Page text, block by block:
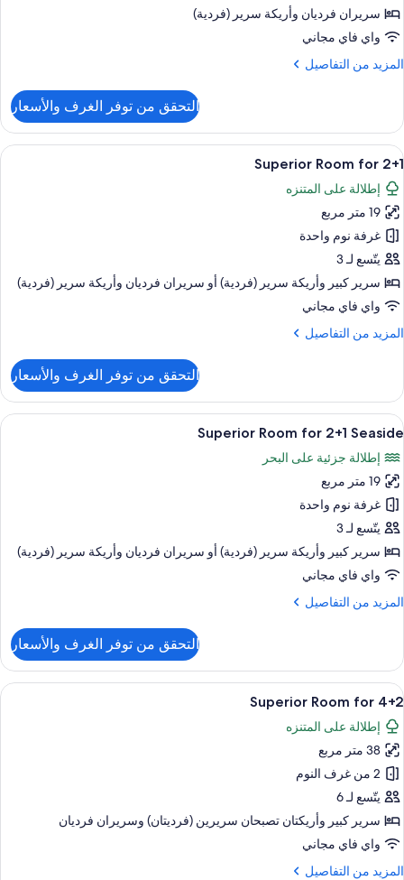
سريران فرديان‫‬ وأريكة سرير (فردية)
واي فاي مجاني
المزيد من التفاصيل
المزيد
Room
for
2+1
التحقق من توفر الغرف والأسعار
استعراض
جميع
صور
Superior
Room
for
2+1
خزنة داخل الغرفة ومكتب وأسرّة أطفال/
5
Superior Room for 2+1
إطلالة على المتنزه
19 متر مربع
غرفة نوم واحدة
يتّسع لـ 3
سرير كبير‫‬ وأريكة سرير (فردية)‫‬ أو سريران فرديان‫‬ وأريكة سرير (فردية)
واي فاي مجاني
المزيد من التفاصيل
المزيد
Superior
Room
for
التحقق من توفر الغرف والأسعار
استعراض
جميع
صور
Superior
Room
for
2+1
Seaside
خزنة داخل الغرفة ومكتب وأسرّة أطفال/
5
Superior Room for 2+1 Seaside
إطلالة جزئية على البحر
19 متر مربع
غرفة نوم واحدة
يتّسع لـ 3
سرير كبير‫‬ وأريكة سرير (فردية)‫‬ أو سريران فرديان‫‬ وأريكة سرير (فردية)
واي فاي مجاني
المزيد من التفاصيل
المزيد
Superior
Room
for
2+1
Seaside
التحقق من توفر الغرف والأسعار
استعراض
جميع
صور
Superior
Room
for
4+2
خزنة داخل الغرفة ومكتب وأسرّة أطفال/
6
Superior Room for 4+2
إطلالة على المتنزه
38 متر مربع
2 من غرف النوم
يتّسع لـ 6
سرير كبير‫‬ وأريكتان تصبحان سريرين (فرديتان)‫‬ وسريران فرديان
واي فاي مجاني
المزيد من التفاصيل
المزيد